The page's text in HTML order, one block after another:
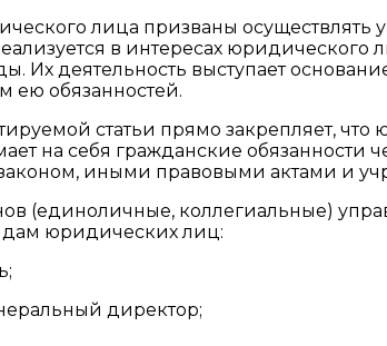
лица призваны осуществлять
в интересах
Их деятельность выступает
ею обязанностей.
статьи прямо закрепляет,
на себя гражданские обязанности
законом, иными правовыми актами и
(единоличные, коллегиальные)
юридических лиц:
директор;